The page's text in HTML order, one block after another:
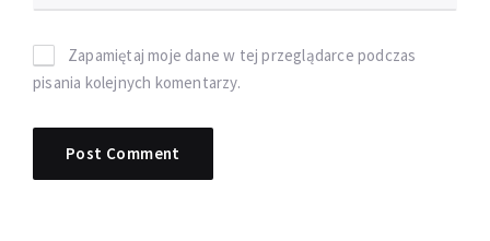
Zapamiętaj moje dane w tej przeglądarce podczas
pisania kolejnych komentarzy.